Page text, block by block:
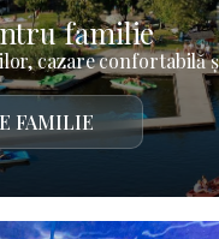
familie
cazare confortabilă
FAMILIE